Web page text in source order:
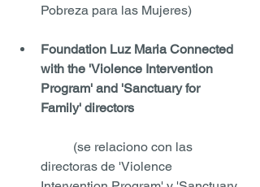
Pobreza para las Mujeres)
Foundation Luz Maria Connected
with the 'Violence Intervention
Program' and 'Sanctuary for
Family' directors
directoras de 'Violence